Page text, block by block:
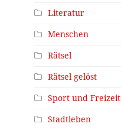
Literatur
Menschen
Rätsel
Rätsel gelöst
Sport und Freizeit
Stadtleben